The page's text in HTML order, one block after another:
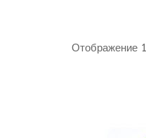
Отображение